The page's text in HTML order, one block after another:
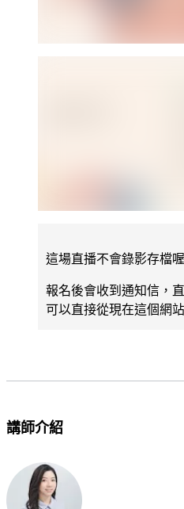
這場直播不會錄影存檔
報名後會收到通知信，
可以直接從現在這個網
講師介紹